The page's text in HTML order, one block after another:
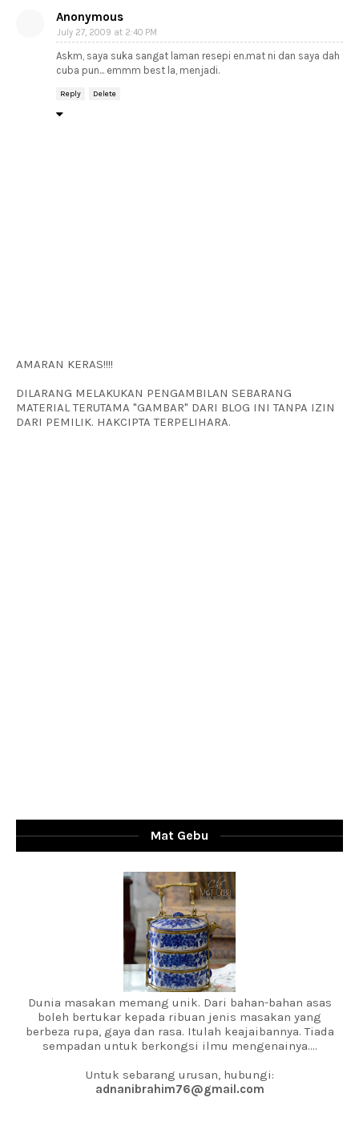
Anonymous
July 27, 2009 at 2:40 PM
Askm, saya suka sangat laman resepi en.mat ni dan saya dah
cuba pun... emmm best la, menjadi.
Reply Delete
AMARAN KERAS!!!!
DILARANG MELAKUKAN PENGAMBILAN SEBARANG
MATERIAL TERUTAMA "GAMBAR" DARI BLOG INI TANPA IZIN
DARI PEMILIK. HAKCIPTA TERPELIHARA.
Mat Gebu
Dunia masakan memang unik. Dari bahan-bahan asas
boleh bertukar kepada ribuan jenis masakan yang
berbeza rupa, gaya dan rasa. Itulah keajaibannya. Tiada
sempadan untuk berkongsi ilmu mengenainya....
Untuk sebarang urusan, hubungi:
adnanibrahim76@gmail.com